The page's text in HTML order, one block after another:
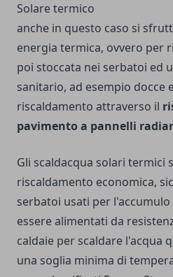
Solare termico
anche in questo caso si
energia termica, ovvero per
poi stoccata nei serbatoi ed
sanitario, ad esempio docce
riscaldamento attraverso il
pavimento a pannelli
Gli scaldacqua solari termici
riscaldamento economica,
serbatoi usati per
essere alimentati da
caldaie per scaldare l'acqua
una soglia minima di